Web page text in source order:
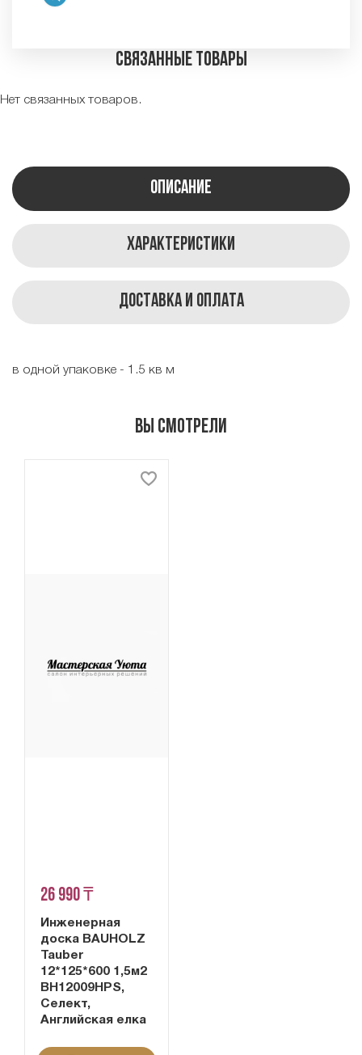
Связанные товары
Нет связанных товаров.
Описание
Характеристики
Доставка и оплата
в одной упаковке - 1.5 кв м
Вы смотрели
26 990 ₸
Инженерная
доска BAUHOLZ
Tauber
12*125*600 1,5м2
BH12009HPS,
Селект,
Английская елка